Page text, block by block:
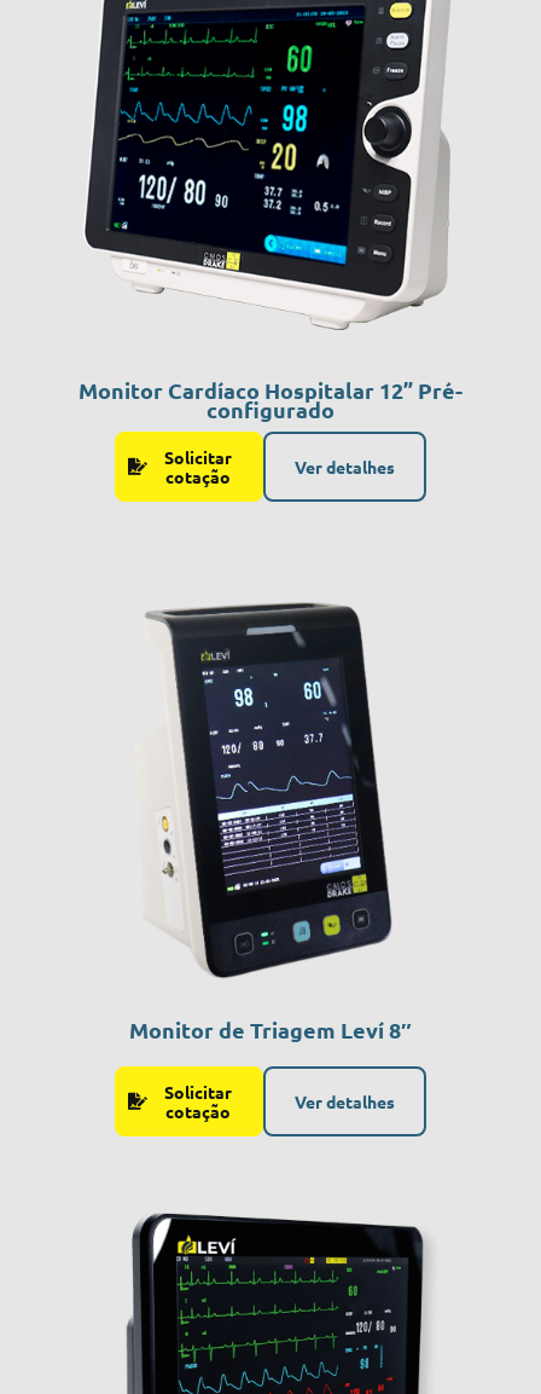
Monitor Cardíaco Hospitalar 12” Pré-
configurado
Solicitar
cotação
Ver detalhes
Monitor de Triagem Leví 8″
Solicitar
cotação
Ver detalhes